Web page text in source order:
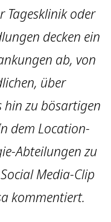
Tagesklinik oder
decken ein
ab, von
über
zu bösartigen
dem Location-
Abteilungen zu
Media-Clip
kommentiert.